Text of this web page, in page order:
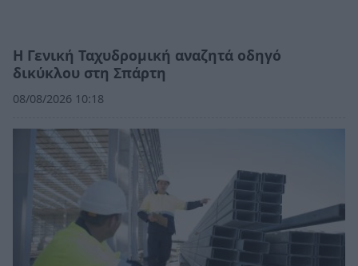
Η Γενική Ταχυδρομική αναζητά οδηγό
δικύκλου στη Σπάρτη
08/08/2026 10:18